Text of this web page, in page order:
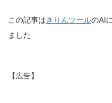
この記事はきりんツールのAI
ました
【広告】